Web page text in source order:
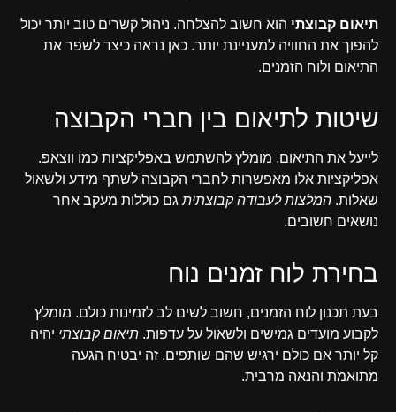
תיאום קבוצתי הוא חשוב להצלחה. ניהול קשרים טוב יותר יכול
להפוך את החוויה למעניינת יותר. כאן נראה כיצד לשפר את
התיאום ולוח הזמנים.
שיטות לתיאום בין חברי הקבוצה
לייעל את התיאום, מומלץ להשתמש באפליקציות כמו ווצאפ.
אפליקציות אלו מאפשרות לחברי הקבוצה לשתף מידע ולשאול
שאלות. המלצות לעבודה קבוצתית גם כוללות מעקב אחר
נושאים חשובים.
בחירת לוח זמנים נוח
בעת תכנון לוח הזמנים, חשוב לשים לב לזמינות כולם. מומלץ
לקבוע מועדים גמישים ולשאול על עדפות. תיאום קבוצתי יהיה
קל יותר אם כולם ירגיש שהם שותפים. זה יבטיח הגעה
מתואמת והנאה מרבית.